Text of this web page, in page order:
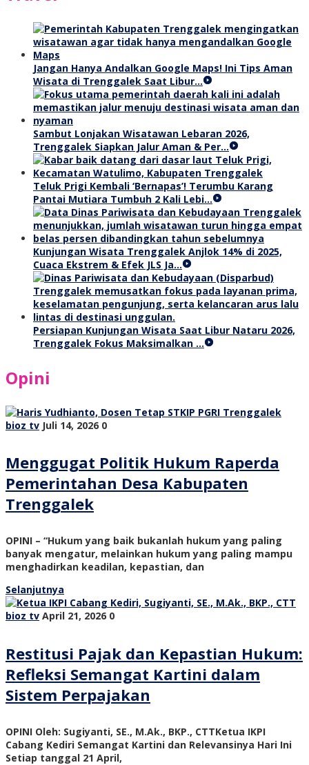
Jangan Hanya Andalkan Google Maps! Ini Tips Aman
Wisata di Trenggalek Saat Libur…
Sambut Lonjakan Wisatawan Lebaran 2026,
Trenggalek Siapkan Jalur Aman & Per…
Teluk Prigi Kembali ‘Bernapas’! Terumbu Karang
Pantai Mutiara Tumbuh 2 Kali Lebi…
Kunjungan Wisata Trenggalek Anjlok 14% di 2025,
Cuaca Ekstrem & Efek JLS Ja…
Persiapan Kunjungan Wisata Saat Libur Nataru 2026,
Trenggalek Fokus Maksimalkan …
Opini
bioz tv Juli 14, 2026 0
Menggugat Politik Hukum Raperda
Pemerintahan Desa Kabupaten
Trenggalek
OPINI – “Hukum yang baik bukanlah hukum yang paling
banyak mengatur, melainkan hukum yang paling mampu
menghadirkan keadilan, kepastian, dan
Selanjutnya
bioz tv April 21, 2026 0
Restitusi Pajak dan Kepastian Hukum:
Refleksi Semangat Kartini dalam
Sistem Perpajakan
OPINI Oleh: Sugiyanti, SE., M.Ak., BKP., CTTKetua IKPI
Cabang Kediri Semangat Kartini dan Relevansinya Hari Ini
Setiap tanggal 21 April,